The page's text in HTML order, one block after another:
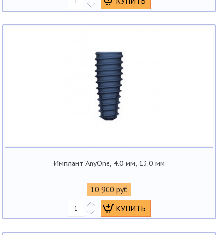
Имплант AnyOne, 4.0 мм, 13.0 мм
10 900 руб